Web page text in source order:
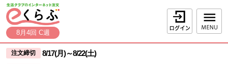
ページの先頭です。
本文へジャンプする。
8月4回 C週
ログイン
ここからサイト内共通メニューです。
サイト内共通メニューをスキップする
注文締切 8/17(月)～8/22(土)